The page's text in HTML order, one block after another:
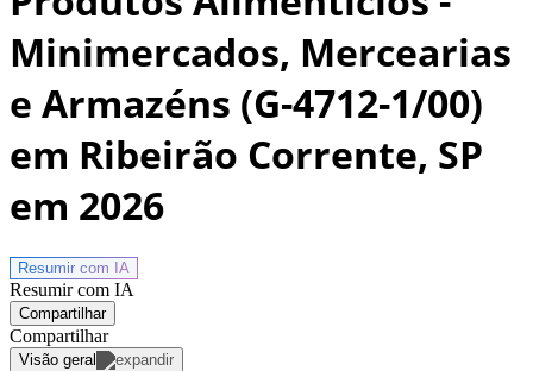
Minimercados, Mercearias
e Armazéns (G-4712-1/00)
em Ribeirão Corrente, SP
em 2026
Resumir com IA
Resumir com IA
Compartilhar
Compartilhar
Visão geral